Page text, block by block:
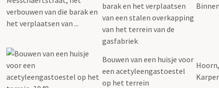
barak en het verplaatsen
van een stalen overkapping
van het terrein van de
gasfabriek
Bouwen van een huisje voor
een acetyleengastoestel
op het terrein
Hoorn,